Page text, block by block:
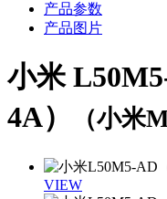
产品参数
产品图片
小米
4A）
（小米
VIEW